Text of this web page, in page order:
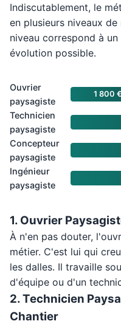
Indiscutablement, le
en plusieurs niveaux
niveau correspond à
évolution possible.
Ouvrier
paysagiste
1 800 €
Technicien
paysagiste
Concepteur
paysagiste
Ingénieur
paysagiste
1. Ouvrier
À n'en pas douter,
métier. C'est lui qui
les dalles. Il travaille
d'équipe ou d'un
2. Technicien
Chantier